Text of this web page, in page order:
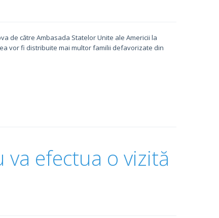
de către Ambasada Statelor Unite ale Americii la
vor fi distribuite mai multor familii defavorizate din
va efectua o vizită